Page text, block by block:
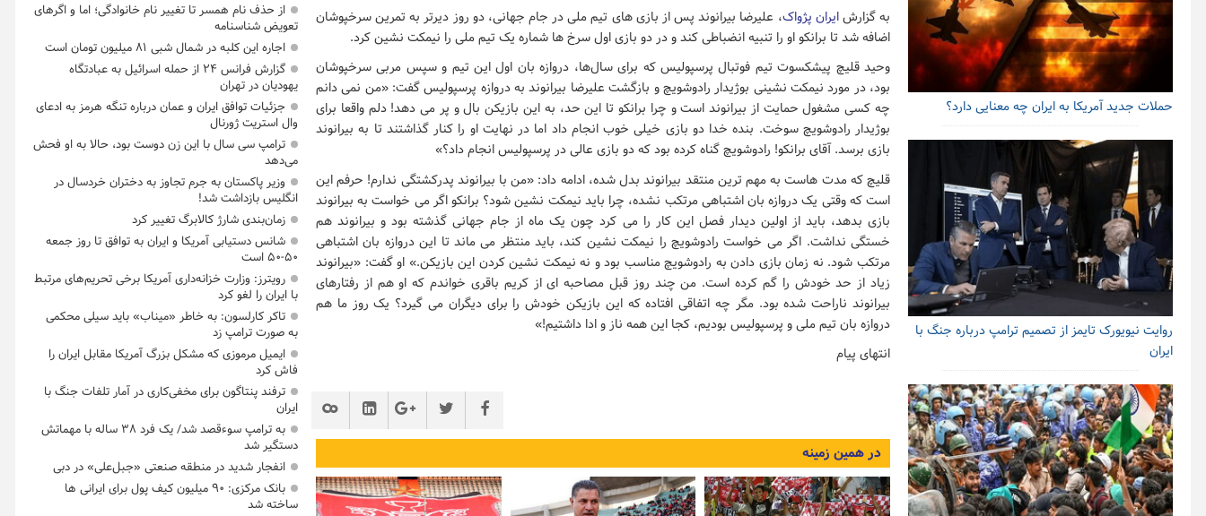
به گزارشایران پژواک، علیرضا بیرانوند پس از بازی های تیم ملی در جام جهانی، دو روز دیرتر به تمرین سرخپوشان
اضافه شد تا برانکو او را تنبیه انضباطی کند و در دو بازی اول سرخ ها شماره یک تیم ملی را نیمکت نشین کرد.
وحید قلیچ پیشکسوت تیم فوتبال پرسپولیس که برای سال‌ها، دروازه بان اول این تیم و سپس مربی سرخپوشان
بود، در مورد نیمکت نشینی بوژیدار رادوشویچ و بازگشت علیرضا بیرانوند به دروازه پرسپولیس گفت: «من نمی دانم
چه کسی مشغول حمایت از بیرانوند است و چرا برانکو تا این حد، به این بازیکن بال و پر می دهد! دلم واقعا برای
بوژیدار رادوشویچ سوخت. بنده خدا دو بازی خیلی خوب انجام داد اما در نهایت او را کنار گذاشتند تا به بیرانوند
بازی برسد. آقای برانکو! رادوشویچ گناه کرده بود که دو بازی عالی در پرسپولیس انجام داد؟»
قلیچ که مدت هاست به مهم ترین منتقد بیرانوند بدل شده، ادامه داد: «من با بیرانوند پدرکشتگی ندارم! حرفم این
است که وقتی یک دروازه بان اشتباهی مرتکب نشده، چرا باید نیمکت نشین شود؟ برانکو اگر می خواست به بیرانوند
بازی بدهد، باید از اولین دیدار فصل این کار را می کرد چون یک ماه از جام جهانی گذشته بود و بیرانوند هم
خستگی نداشت. اگر می خواست رادوشویچ را نیمکت نشین کند، باید منتظر می ماند تا این دروازه بان اشتباهی
مرتکب شود. نه زمان بازی دادن به رادوشویچ مناسب بود و نه نیمکت نشین کردن این بازیکن.» او گفت: «بیرانوند
زیاد از حد خودش را گم کرده است. من چند روز قبل مصاحبه ای از کریم باقری خواندم که او هم از رفتارهای
بیرانوند ناراحت شده بود. مگر چه اتفاقی افتاده که این بازیکن خودش را برای دیگران می گیرد؟ یک روز ما هم
دروازه بان تیم ملی و پرسپولیس بودیم، کجا این همه ناز و ادا داشتیم!»
انتهای پیام
در همین زمینه
حملات جدید آمریکا به ایران چه معنایی دارد؟
روایت نیویورک تایمز از تصمیم ترامپ درباره جنگ با
ایران
از حذف نام همسر تا تغییر نام خانوادگی؛ اما و اگرهای
تعویض شناسنامه
اجاره این کلبه در شمال شبی ۸۱ میلیون تومان است
گزارش فرانس ۲۴ از حمله اسرائیل به عبادتگاه
یهودیان در تهران
جزئیات توافق ایران و عمان درباره تنگه هرمز به ادعای
وال استریت ژورنال
ترامپ سی سال با این زن دوست بود، حالا به او فحش
می‌دهد
وزیر پاکستان به جرم تجاوز به دختران خردسال در
انگلیس بازداشت شد!
زمان‌بندی شارژ کالابرگ تغییر کرد
شانس دستیابی آمریکا و ایران به توافق تا روز جمعه
۵۰-۵۰ است
رویترز: وزارت خزانه‌داری آمریکا برخی تحریم‌های مرتبط
با ایران را لغو کرد
تاکر کارلسون: به خاطر «میناب» باید سیلی محکمی
به صورت ترامپ زد
ایمیل مرموزی که مشکل بزرگ آمریکا مقابل ایران را
فاش کرد
ترفند پنتاگون برای مخفی‌کاری در آمار تلفات جنگ با
ایران
به ترامپ سوءقصد شد/ یک فرد ۳۸ ساله با مهماتش
دستگیر شد
انفجار شدید در منطقه صنعتی «جبل‌علی» در دبی
بانک مرکزی: ۹۰ میلیون کیف پول برای ایرانی ها
ساخته شد